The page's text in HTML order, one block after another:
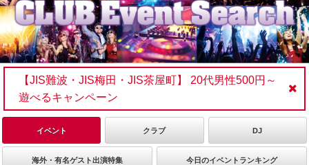
【JIS難波・JIS梅田・JIS茶屋町】 20代男性500円～
遊べるキャンペーン
イベント クラブ DJ
海外・有名ゲスト出演特集 今日のイベントランキング